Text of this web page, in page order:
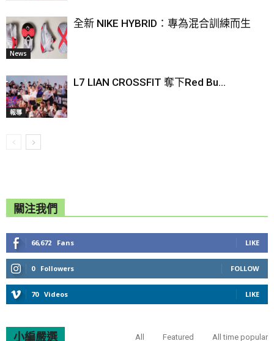
News
全新 NIKE HYBRID：專為混合訓練而生
報導
L7 LIAN CROSSFIT 奪下Red Bu...
關注我們
66,672 Fans LIKE
0 Followers FOLLOW
70 Videos LIKE
小編嚴選 All Featured All time popular